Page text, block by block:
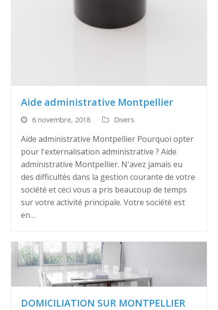
Aide administrative Montpellier
6 novembre, 2018 Divers
Aide administrative Montpellier Pourquoi opter
pour l'externalisation administrative ? Aide
administrative Montpellier. N'avez jamais eu
des difficultés dans la gestion courante de votre
société et ceci vous a pris beaucoup de temps
sur votre activité principale. Votre société est
en…
DOMICILIATION SUR MONTPELLIER